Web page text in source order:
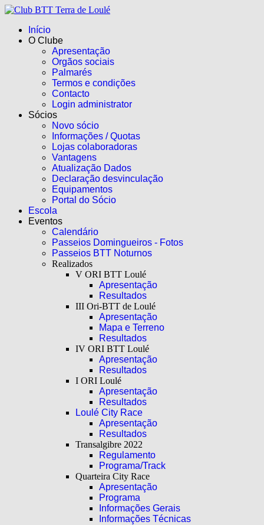
Início
O Clube
Apresentação
Orgãos sociais
Palmarés
Termos e condições
Contacto
Login administrator
Sócios
Novo sócio
Informações / Quotas
Lojas colaboradoras
Vantagens
Atualização Dados
Declaração desvinculação
Equipamentos
Portal do Sócio
Escola
Eventos
Calendário
Passeios Domingueiros - Fotos
Passeios BTT Noturnos
Realizados
V ORI BTT Loulé
Apresentação
Resultados
III Ori-BTT de Loulé
Apresentação
Mapa e Terreno
Resultados
IV ORI BTT Loulé
Apresentação
Resultados
I ORI Loulé
Apresentação
Resultados
Loulé City Race
Apresentação
Resultados
Transalgibre 2022
Regulamento
Programa/Track
Quarteira City Race
Apresentação
Programa
Informações Gerais
Informações Técnicas